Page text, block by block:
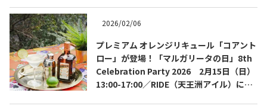
テキーラマーケット
テキーラの飲み方 How to Drink Tequila
2026/02/06
プレミアム オレンジリキュール「コアント
ロー」が登場！「マルガリータの日」8th
Celebration Party 2026 2月15日（日）
13:00-17:00／RIDE（天王洲アイル）にて